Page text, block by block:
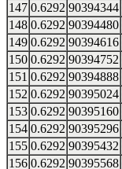
147 0.6292 90394344
148 0.6292 90394480
149 0.6292 90394616
150 0.6292 90394752
151 0.6292 90394888
152 0.6292 90395024
153 0.6292 90395160
154 0.6292 90395296
155 0.6292 90395432
156 0.6292 90395568